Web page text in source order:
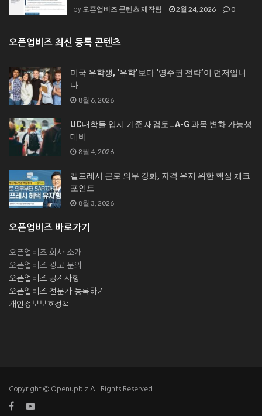
by 오픈업비즈 콘텐츠 제작팀 2월 24, 2026 0
오픈업비즈 최신 등록 콘텐츠
미국 유학생, ‘유학’보다 ‘영주권 전략’이 먼저입니
다
8월 6, 2026
UC대학들 입시 기준 재검토…A-G 과목 변화 가능성
대비
8월 4, 2026
캘프레시 근로 의무 강화, 자격 유지 위한 핵심 체크
포인트
8월 3, 2026
오픈업비즈 바로가기
오픈업비즈 회사 소개
오픈업비즈 광고 문의
오픈업비즈 공지사항
오픈업비즈 전문가 등록하기
개인정보보호정책
Copyright © Openupbiz All Rights Reserved.